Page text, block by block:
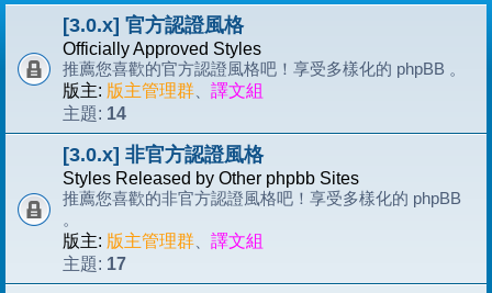
[3.0.x] 官方認證風格
Officially Approved Styles
推薦您喜歡的官方認證風格吧！享受多樣化的 phpBB 。
版主: 版主管理群
譯文組
主題: 14
[3.0.x] 非官方認證風格
Styles Released by Other phpbb Sites
推薦您喜歡的非官方認證風格吧！享受多樣化的 phpBB
。
版主: 版主管理群
譯文組
主題: 17